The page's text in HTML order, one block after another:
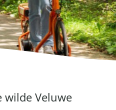
wilde Veluwe